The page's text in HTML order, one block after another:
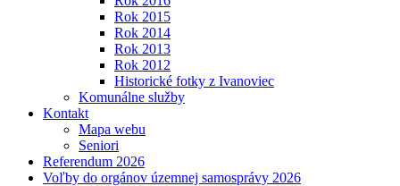
Rok 2015
Rok 2014
Rok 2013
Rok 2012
Historické fotky z Ivanoviec
Komunálne služby
Kontakt
Mapa webu
Seniori
Referendum 2026
Voľby do orgánov územnej samosprávy 2026